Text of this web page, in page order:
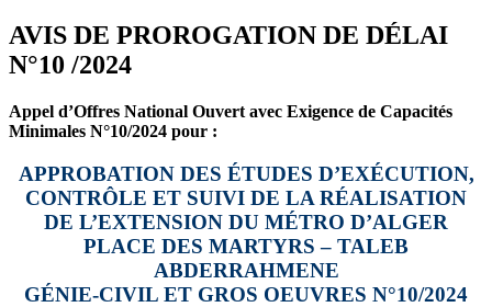
AVIS DE PROROGATION DE DÉLAI
N°10 /2024
Appel d’Offres National Ouvert avec Exigence de Capacités
Minimales N°10/2024 pour :
APPROBATION DES ÉTUDES D’EXÉCUTION,
CONTRÔLE ET SUIVI DE LA RÉALISATION
DE L’EXTENSION DU MÉTRO D’ALGER
PLACE DES MARTYRS – TALEB
ABDERRAHMENE
GÉNIE-CIVIL ET GROS OEUVRES N°10/2024